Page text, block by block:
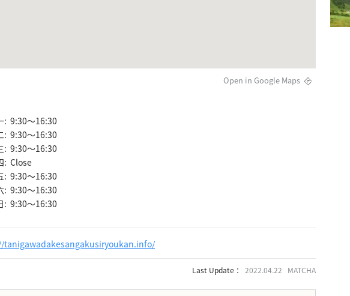
Open in Google Maps
: 9:30～16:30
: 9:30～16:30
: 9:30～16:30
: Close
: 9:30～16:30
: 9:30～16:30
: 9:30～16:30
tanigawadakesangakusiryoukan.info/
Last Update ： 2022.04.22 MATCHA